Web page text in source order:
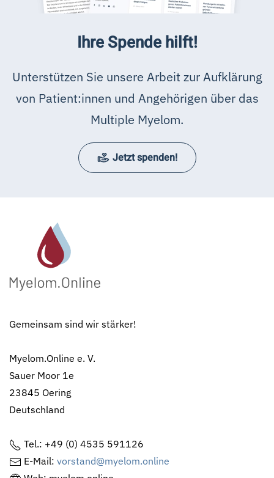
Ihre Spende hilft!
Unterstützen Sie unsere Arbeit zur Aufklärung
von Patient:innen und Angehörigen über das
Multiple Myelom.
Jetzt spenden!
Gemeinsam sind wir stärker!
Myelom.Online e. V.
Sauer Moor 1e
23845 Oering
Deutschland
Tel.: +49 (0) 4535 591126
E-Mail: vorstand@myelom.online